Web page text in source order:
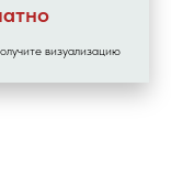
визуализацию